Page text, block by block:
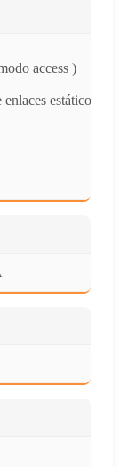
access )
estáticos.